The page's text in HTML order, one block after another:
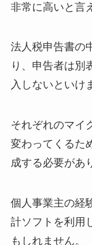
非常に高いと言
法人税申告書の
り、申告者は別
入しないといけ
それぞれのマイ
変わってくるた
成する必要があ
個人事業主の経
計ソフトを利用
もしれません。